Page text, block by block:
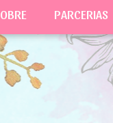
PARCERIAS